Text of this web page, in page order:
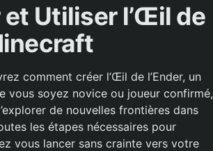
Utiliser l’Œil de
comment créer l’Œil de l’Ender, un
vous soyez novice ou joueur confirmé,
de nouvelles frontières dans
les étapes nécessaires pour
vous lancer sans crainte vers votre